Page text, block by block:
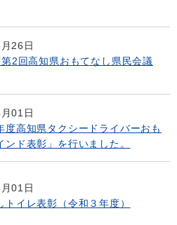
26日
2回高知県おもてなし県民会議
01日
度高知県タクシードライバーおも
ンド表彰」を行いました。
01日
トイレ表彰（令和３年度）